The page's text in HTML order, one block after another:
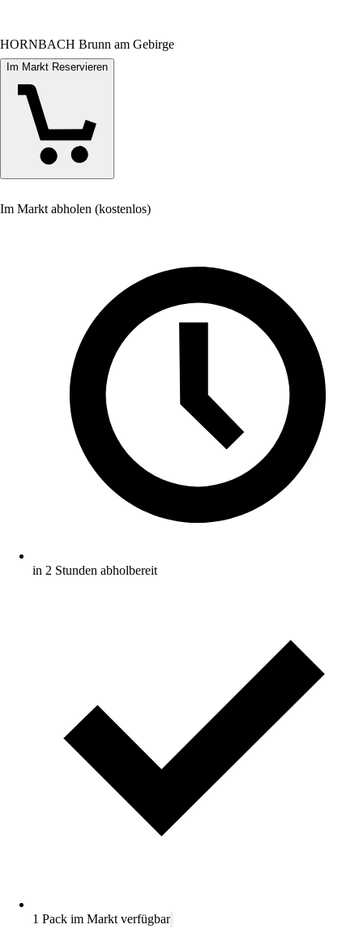
HORNBACH Brunn am Gebirge
Im Markt Reservieren
Im Markt abholen (kostenlos)
in 2 Stunden abholbereit
1 Pack im Markt verfügbar